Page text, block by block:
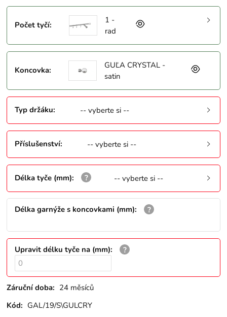
Počet tyčí:
1 -
rad
Koncovka:
GUĽA CRYSTAL -
satin
Typ držáku: -- vyberte si --
Příslušenství: -- vyberte si --
Délka tyče (mm): -- vyberte si --
Délka garnýže s koncovkami (mm):
Upravit délku tyče na (mm):
Záruční doba: 24 měsíců
Kód: GAL/19/S\GULCRY